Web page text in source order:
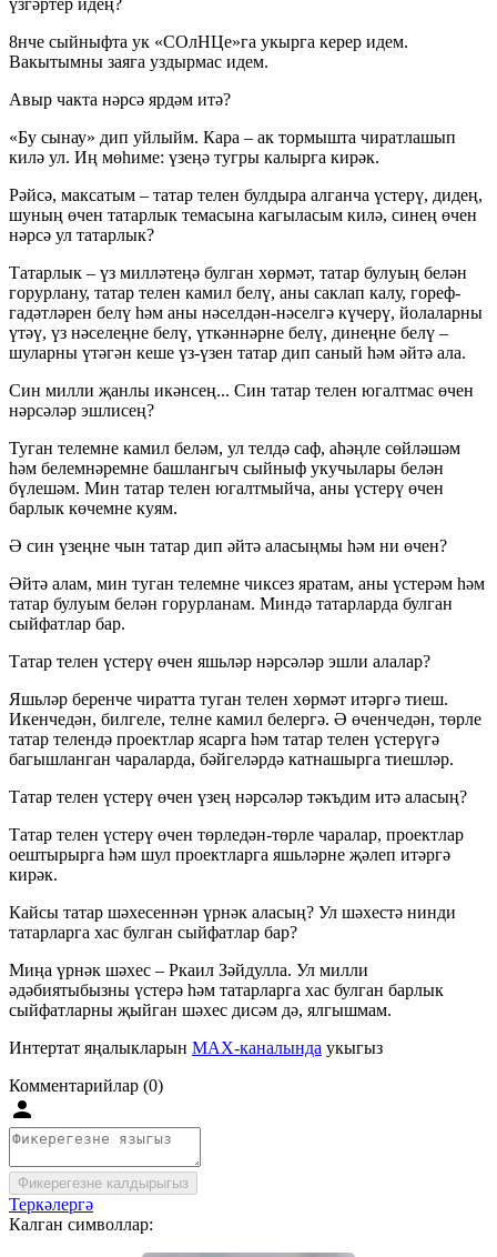
8нче сыйныфта ук «СОлНЦе»га укырга керер идем.
Вакытымны заяга уздырмас идем.
Авыр чакта нәрсә ярдәм итә?
«Бу сынау» дип уйлыйм. Кара – ак тормышта чиратлашып
килә ул. Иң мөһиме: үзеңә тугры калырга кирәк.
Рәйсә, максатым – татар телен булдыра алганча үстерү, дидең,
шуның өчен татарлык темасына кагыласым килә, синең өчен
нәрсә ул татарлык?
Татарлык – үз милләтеңә булган хөрмәт, татар булуың белән
горурлану, татар телен камил белү, аны саклап калу, гореф-
гадәтләрен белү һәм аны нәселдән-нәселгә күчерү, йолаларны
үтәү, үз нәселеңне белү, үткәннәрне белү, динеңне белү –
шуларны үтәгән кеше үз-үзен татар дип саный һәм әйтә ала.
Син милли җанлы икәнсең... Син татар телен югалтмас өчен
нәрсәләр эшлисең?
Туган телемне камил беләм, ул телдә саф, аһәңле сөйләшәм
һәм белемнәремне башлангыч сыйныф укучылары белән
бүлешәм. Мин татар телен югалтмыйча, аны үстерү өчен
барлык көчемне куям.
Ә син үзеңне чын татар дип әйтә аласыңмы һәм ни өчен?
Әйтә алам, мин туган телемне чиксез яратам, аны үстерәм һәм
татар булуым белән горурланам. Миндә татарларда булган
сыйфатлар бар.
Татар телен үстерү өчен яшьләр нәрсәләр эшли алалар?
Яшьләр беренче чиратта туган телен хөрмәт итәргә тиеш.
Икенчедән, билгеле, телне камил белергә. Ә өченчедән, төрле
татар телендә проектлар ясарга һәм татар телен үстерүгә
багышланган чараларда, бәйгеләрдә катнашырга тиешләр.
Татар телен үстерү өчен үзең нәрсәләр тәкъдим итә аласың?
Татар телен үстерү өчен төрледән-төрле чаралар, проектлар
оештырырга һәм шул проектларга яшьләрне җәлеп итәргә
кирәк.
Кайсы татар шәхесеннән үрнәк аласың? Ул шәхестә нинди
татарларга хас булган сыйфатлар бар?
Миңа үрнәк шәхес – Ркаил Зәйдулла. Ул милли
әдәбиятыбызны үстерә һәм татарларга хас булган барлык
сыйфатларны җыйган шәхес дисәм дә, ялгышмам.
Интертат яңалыкларын MAX-каналында укыгыз
Комментарийлар (0)
Фикерегезне калдырыгыз
Теркәлергә
Калган символлар: